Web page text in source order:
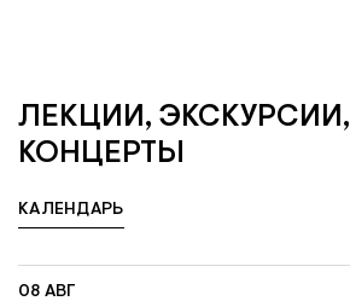
ЛЕКЦИИ, ЭКСКУРСИИ,
КОНЦЕРТЫ
КАЛЕНДАРЬ
08 АВГ